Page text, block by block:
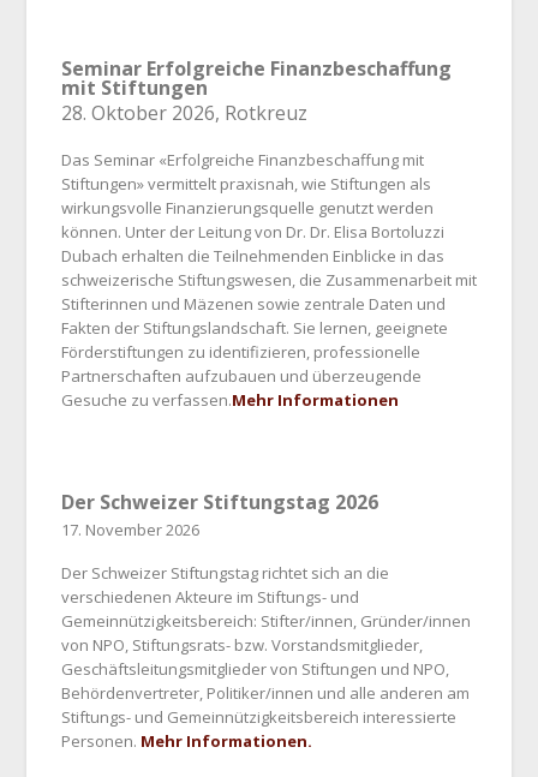
Seminar Erfolgreiche Finanzbeschaffung
mit Stiftungen
28. Oktober 2026, Rotkreuz
Das Seminar «Erfolgreiche Finanzbeschaffung mit
Stiftungen» vermittelt praxisnah, wie Stiftungen als
wirkungsvolle Finanzierungsquelle genutzt werden
können. Unter der Leitung von Dr. Dr. Elisa Bortoluzzi
Dubach erhalten die Teilnehmenden Einblicke in das
schweizerische Stiftungswesen, die Zusammenarbeit mit
Stifterinnen und Mäzenen sowie zentrale Daten und
Fakten der Stiftungslandschaft. Sie lernen, geeignete
Förderstiftungen zu identifizieren, professionelle
Partnerschaften aufzubauen und überzeugende
Gesuche zu verfassen.Mehr Informationen
Der Schweizer Stiftungstag 2026
17. November 2026
Der Schweizer Stiftungstag richtet sich an die
verschiedenen Akteure im Stiftungs- und
Gemeinnützigkeitsbereich: Stifter/innen, Gründer/innen
von NPO, Stiftungsrats- bzw. Vorstandsmitglieder,
Geschäftsleitungsmitglieder von Stiftungen und NPO,
Behördenvertreter, Politiker/innen und alle anderen am
Stiftungs- und Gemeinnützigkeitsbereich interessierte
Personen. Mehr Informationen.